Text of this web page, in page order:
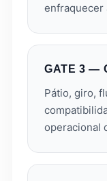
enfraquecer
GATE 3 —
Pátio, giro,
operacional